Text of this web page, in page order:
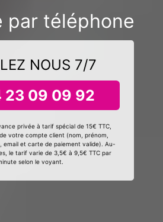
par téléphone
NOUS 7/7
09 09 92
privée à tarif spécial de 15€ TTC,
votre compte client (nom, prénom,
email et carte de paiement valide). Au-
le tarif varie de 3,5€ à 9,5€ TTC par
selon le voyant.